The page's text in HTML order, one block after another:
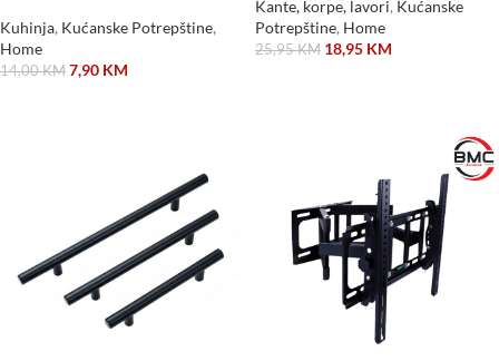
Kuhinja, Kućanske Potrepštine,
Home
14,00KM 7,90 KM
Kante, korpe, lavori, Kućanske
Potrepštine, Home
25,95KM 18,95 KM